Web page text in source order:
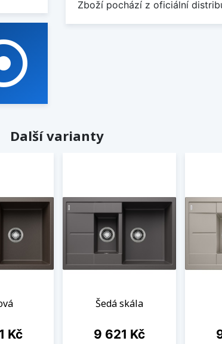
Zboží pochází z oficiální
Další varianty
Kč
Šedá skála
Cena
9 621 Kč